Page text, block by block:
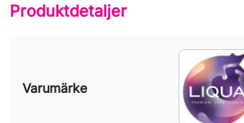
Produktdetaljer
Varumärke